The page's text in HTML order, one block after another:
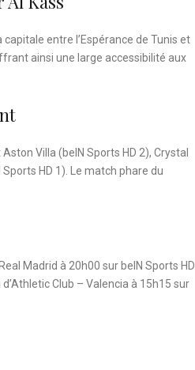
entre l’Espérance de Tunis et
ainsi une large accessibilité aux
Villa (beIN Sports HD 2), Crystal
HD 1). Le match phare du
Madrid à 20h00 sur beIN Sports HD
Club – Valencia à 15h15 sur